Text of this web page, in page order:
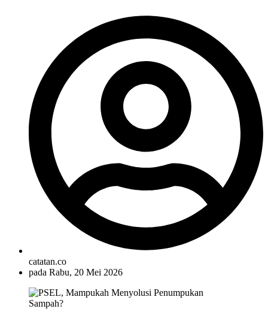
catatan.co
pada Rabu, 20 Mei 2026